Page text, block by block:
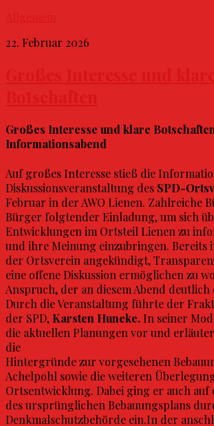
22. Februar 2026
Großes Interesse und klare
Informationsabend
Auf großes Interesse stieß die
Diskussionsveranstaltung des SPD-
Februar in der AWO Lienen. Zahlreiche
Bürger folgtender Einladung, um sich
Entwicklungen im Ortsteil Lienen zu
und ihre Meinung einzubringen. Bereits
der Ortsverein angekündigt,
eine offene Diskussion ermöglichen zu
Anspruch, der an diesem Abend
Durch die Veranstaltung führte der
der SPD, Karsten Huneke. In seiner
die aktuellen Planungen vor und
die
Hintergründe zur vorgesehenen
Achelpohl sowie die weiteren
Ortsentwicklung. Dabei ging er auch auf
des ursprünglichen Bebauungsplans
Denkmalschutzbehörde ein.In der